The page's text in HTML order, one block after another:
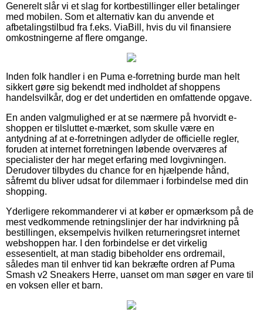
Generelt slår vi et slag for kortbestillinger eller betalinger
med mobilen. Som et alternativ kan du anvende et
afbetalingstilbud fra f.eks. ViaBill, hvis du vil finansiere
omkostningerne af flere omgange.
Inden folk handler i en Puma e-forretning burde man helt
sikkert gøre sig bekendt med indholdet af shoppens
handelsvilkår, dog er det undertiden en omfattende opgave.
En anden valgmulighed er at se nærmere på hvorvidt e-
shoppen er tilsluttet e-mærket, som skulle være en
antydning af at e-forretningen adlyder de officielle regler,
foruden at internet forretningen løbende overværes af
specialister der har meget erfaring med lovgivningen.
Derudover tilbydes du chance for en hjælpende hånd,
såfremt du bliver udsat for dilemmaer i forbindelse med din
shopping.
Yderligere rekommanderer vi at køber er opmærksom på de
mest vedkommende retningslinjer der har indvirkning på
bestillingen, eksempelvis hvilken returneringsret internet
webshoppen har. I den forbindelse er det virkelig
essesentielt, at man stadig bibeholder ens ordremail,
således man til enhver tid kan bekræfte ordren af Puma
Smash v2 Sneakers Herre, uanset om man søger en vare til
en voksen eller et barn.